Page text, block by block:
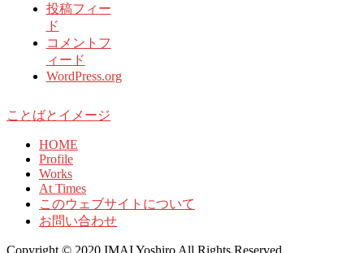
投稿フィー
ド
コメントフ
ィード
WordPress.org
ことばとイメージ
HOME
Profile
Works
At Times
このウェブサイトについて
お問い合わせ
Copyright © 2020 IMAI Yoshiro All Rights Reserved.